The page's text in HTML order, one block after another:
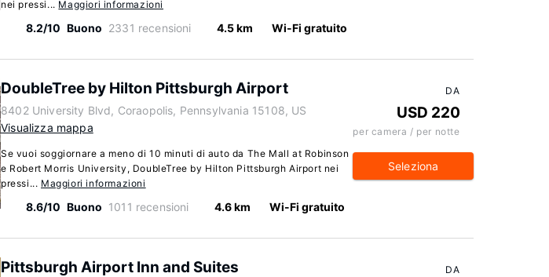
nei pressi... Maggiori informazioni
8.2/10 Buono 2331 recensioni 4.5 km Wi-Fi gratuito
DoubleTree by Hilton Pittsburgh Airport
8402 University Blvd, Coraopolis, Pennsylvania 15108, US
Visualizza mappa
Se vuoi soggiornare a meno di 10 minuti di auto da The Mall at Robinson
e Robert Morris University, DoubleTree by Hilton Pittsburgh Airport nei
pressi... Maggiori informazioni
8.6/10 Buono 1011 recensioni 4.6 km Wi-Fi gratuito
DA
USD 220
per camera / per notte
Seleziona
Pittsburgh Airport Inn and Suites DA